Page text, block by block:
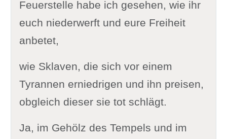
Feuerstelle habe ich gesehen, wie ihr
euch niederwerft und eure Freiheit
anbetet,
wie Sklaven, die sich vor einem
Tyrannen erniedrigen und ihn preisen,
obgleich dieser sie tot schlägt.
Ja, im Gehölz des Tempels und im